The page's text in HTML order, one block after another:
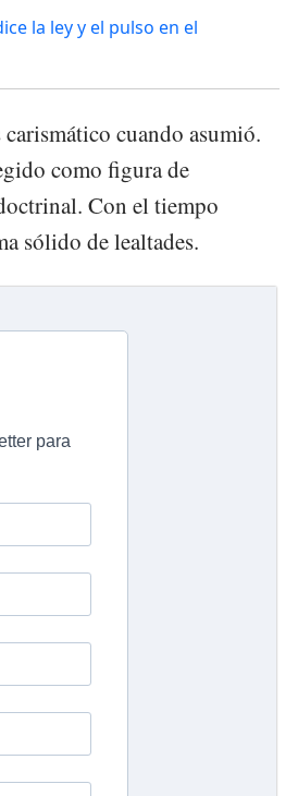
la ley y el pulso en el
cuando asumió.
como figura de
Con el tiempo
sólido de lealtades.